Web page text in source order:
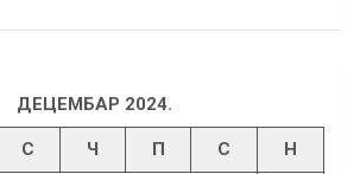
ДЕЦЕМБАР 2024.
С Ч П С Н